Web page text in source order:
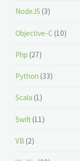
NodeJS (3)
Objective-C (10)
Php (27)
Python (33)
Scala (1)
Swift(11)
VB (2)